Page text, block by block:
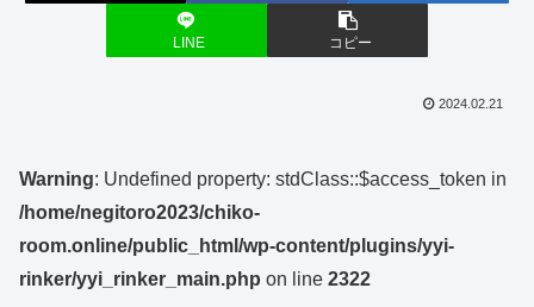
LINE コピー
2024.02.21
Warning: Undefined property: stdClass::$access_token in
/home/negitoro2023/chiko-
room.online/public_html/wp-content/plugins/yyi-
rinker/yyi_rinker_main.php on line 2322